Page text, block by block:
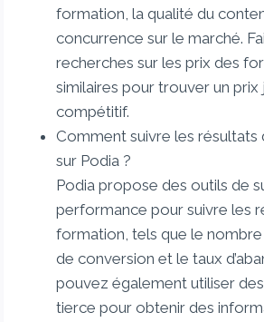
formation, la qualité du
concurrence sur le marché.
recherches sur les prix des
similaires pour trouver un prix
compétitif.
Comment suivre les résultats
sur Podia ?
Podia propose des outils de
performance pour suivre les
formation, tels que le
de conversion et le taux
pouvez également utiliser des
tierce pour obtenir des